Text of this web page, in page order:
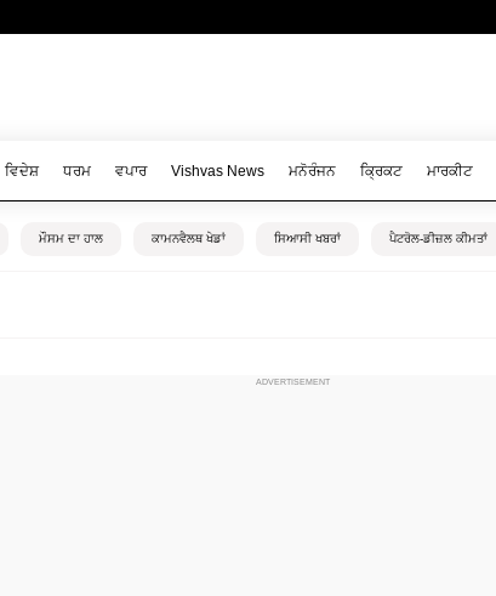
ਵਿਦੇਸ਼ ਧਰਮ ਵਪਾਰ Vishvas News ਮਨੋਰੰਜਨ ਕ੍ਰਿਕਟ ਮਾਰਕੀਟ
ਮੌਸਮ ਦਾ ਹਾਲ ਕਾਮਨਵੈਲਥ ਖੇਡਾਂ ਸਿਆਸੀ ਖਬਰਾਂ ਪੈਟਰੋਲ-ਡੀਜ਼ਲ ਕੀਮਤਾਂ